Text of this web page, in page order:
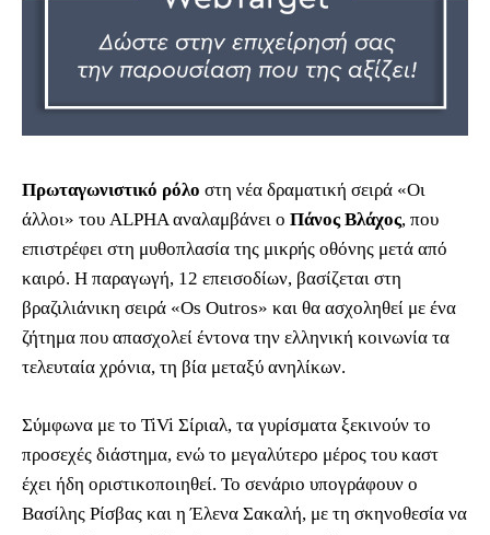
Πρωταγωνιστικό ρόλο στη νέα δραματική σειρά «Οι
άλλοι» του ALPHA αναλαμβάνει ο Πάνος Βλάχος, που
επιστρέφει στη μυθοπλασία της μικρής οθόνης μετά από
καιρό. Η παραγωγή, 12 επεισοδίων, βασίζεται στη
βραζιλιάνικη σειρά «Os Outros» και θα ασχοληθεί με ένα
ζήτημα που απασχολεί έντονα την ελληνική κοινωνία τα
τελευταία χρόνια, τη βία μεταξύ ανηλίκων.
Σύμφωνα με το TiVi Σίριαλ, τα γυρίσματα ξεκινούν το
προσεχές διάστημα, ενώ το μεγαλύτερο μέρος του καστ
έχει ήδη οριστικοποιηθεί. Το σενάριο υπογράφουν ο
Βασίλης Ρίσβας και η Έλενα Σακαλή, με τη σκηνοθεσία να